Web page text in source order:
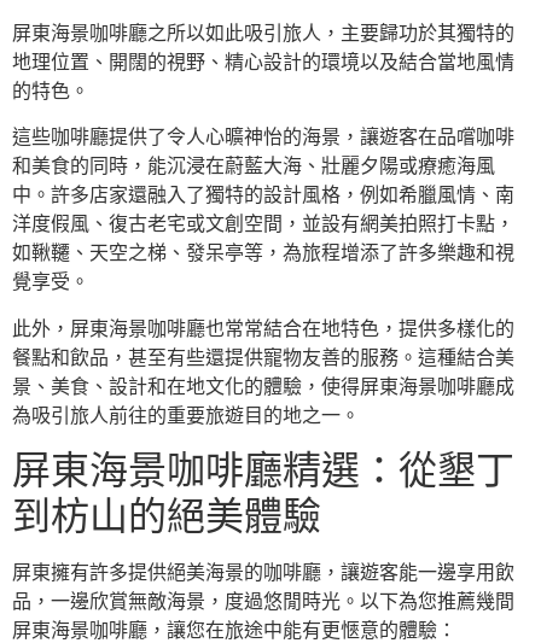
屏東海景咖啡廳之所以如此吸引旅人，主要歸功於其獨特的
地理位置、開闊的視野、精心設計的環境以及結合當地風情
的特色。
這些咖啡廳提供了令人心曠神怡的海景，讓遊客在品嚐咖啡
和美食的同時，能沉浸在蔚藍大海、壯麗夕陽或療癒海風
中。許多店家還融入了獨特的設計風格，例如希臘風情、南
洋度假風、復古老宅或文創空間，並設有網美拍照打卡點，
如鞦韆、天空之梯、發呆亭等，為旅程增添了許多樂趣和視
覺享受。
此外，屏東海景咖啡廳也常常結合在地特色，提供多樣化的
餐點和飲品，甚至有些還提供寵物友善的服務。這種結合美
景、美食、設計和在地文化的體驗，使得屏東海景咖啡廳成
為吸引旅人前往的重要旅遊目的地之一。
屏東海景咖啡廳精選：從墾丁
到枋山的絕美體驗
屏東擁有許多提供絕美海景的咖啡廳，讓遊客能一邊享用飲
品，一邊欣賞無敵海景，度過悠閒時光。以下為您推薦幾間
屏東海景咖啡廳，讓您在旅途中能有更愜意的體驗：